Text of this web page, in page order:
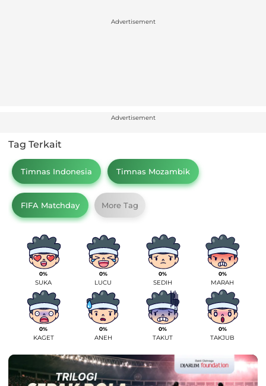
Advertisement
Advertisement
Tag Terkait
Timnas Indonesia Timnas Mozambik
FIFA Matchday More Tag
0%
SUKA
0%
LUCU
0%
SEDIH
0%
MARAH
0%
KAGET
0%
ANEH
0%
TAKUT
0%
TAKJUB